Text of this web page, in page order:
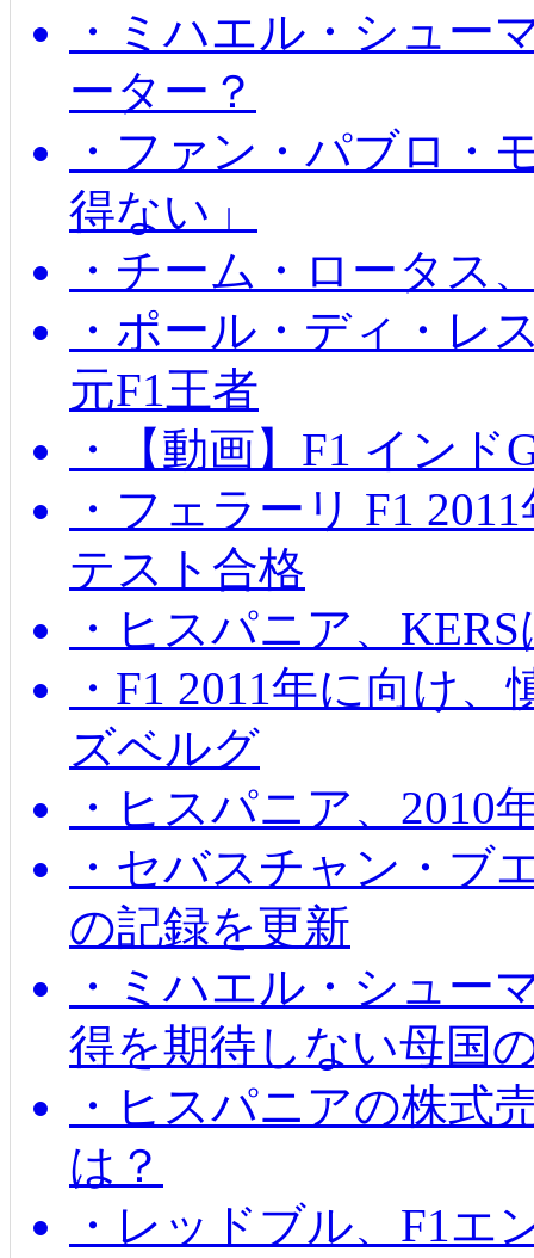
・ミハエル・シュー
ーター？
・ファン・パブロ・
得ない」
・チーム・ロータス
・ポール・ディ・レ
元F1王者
・【動画】F1 イン
・フェラーリ F1
テスト合格
・ヒスパニア、
・F1 2011年に向け
ズベルグ
・ヒスパニア、2010
・セバスチャン・ブ
の記録を更新
・ミハエル・シュー
得を期待しない母国
・ヒスパニアの株式
は？
・レッドブル、F1エ